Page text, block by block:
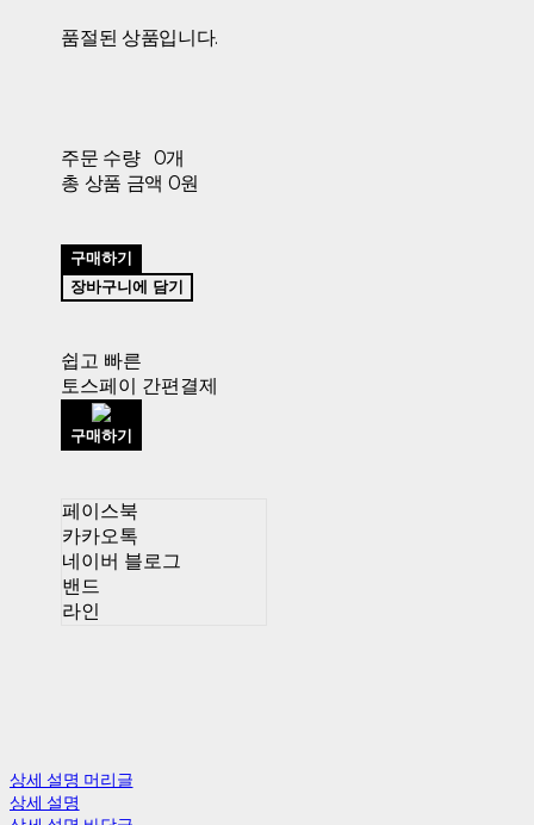
품절된 상품입니다.
주문 수량
0개
총 상품 금액 0원
구매하기
장바구니에 담기
쉽고 빠른
토스페이 간편결제
구매하기
페이스북
카카오톡
네이버 블로그
밴드
라인
상세 설명 머리글
상세 설명